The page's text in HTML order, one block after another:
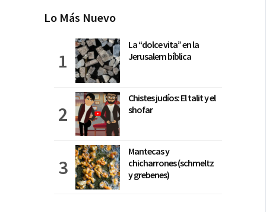
Lo Más Nuevo
La “dolce vita” en la
Jerusalem bíblica
Chistes judíos: El talit y el
shofar
Mantecas y
chicharrones (schmeltz
y grebenes)